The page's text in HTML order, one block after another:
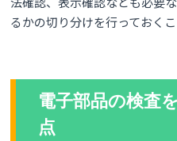
るかの切り分けを行っておくこ
電子部品の検査
点